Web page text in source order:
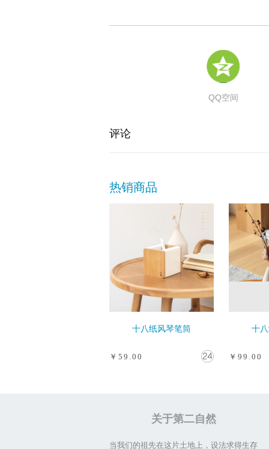
QQ空间
评论
热销商品
十八纸风琴笔筒
￥59.00
十
￥99.00
关于第二自然
当我们的祖先在这片土地上，设法求得生存